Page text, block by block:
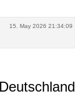
15. May 2026 21:34:09